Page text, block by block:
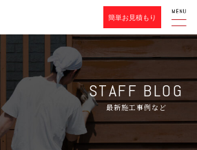
STAFF BLOG
最新施工事例など
簡単お見積もり